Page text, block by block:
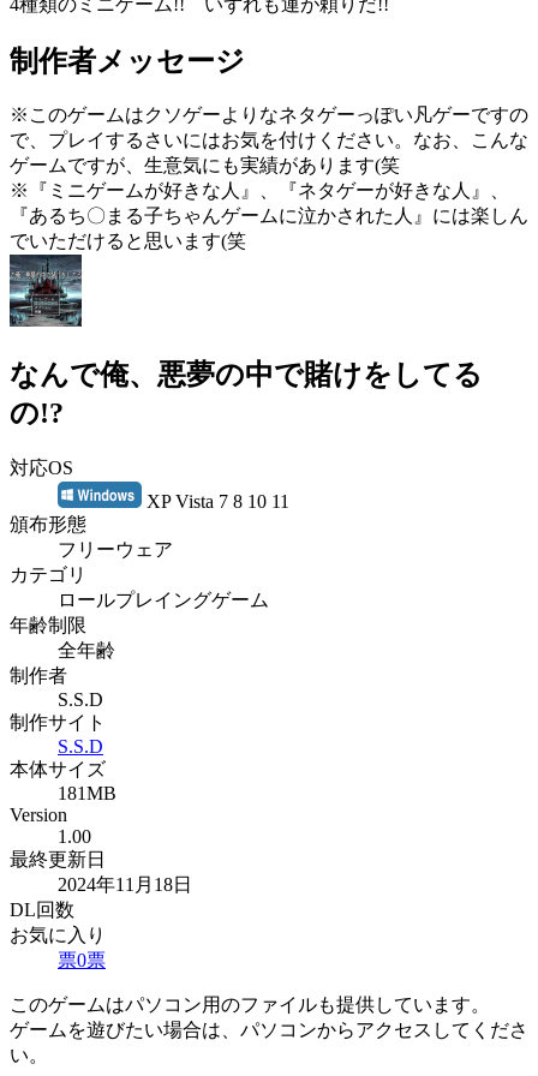
制作者メッセージ
※このゲームはクソゲーよりなネタゲーっぽい凡ゲーですの
で、プレイするさいにはお気を付けください。なお、こんな
ゲームですが、生意気にも実績があります(笑
※『ミニゲームが好きな人』、『ネタゲーが好きな人』、
『あるち〇まる子ちゃんゲームに泣かされた人』には楽しん
でいただけると思います(笑
なんで俺、悪夢の中で賭けをしてる
の!?
対応OS
XP Vista 7 8 10 11
頒布形態
フリーウェア
カテゴリ
ロールプレイングゲーム
年齢制限
全年齢
制作者
S.S.D
制作サイト
S.S.D
本体サイズ
181MB
Version
1.00
最終更新日
2024年11月18日
DL回数
お気に入り
票0票
このゲームはパソコン用のファイルも提供しています。
ゲームを遊びたい場合は、パソコンからアクセスしてくださ
い。